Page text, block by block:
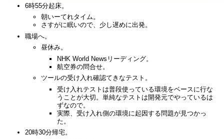
6時55分起床。
朝いーてれタイム。
さすがに眠いので、少し遅めに出発。
職場へ。
昼休み。
NHK World Newsリーディング。
航空券の問合せ。
ツールの受け入れ確認てきなテスト。
受け入れテストは普段使っている環境をベースに行な
うことが大切。単純なテストは開発元でやっているは
ずなので。
実際、受け入れ側の環境に起因する問題が見つかっ
た。
20時30分帰宅。